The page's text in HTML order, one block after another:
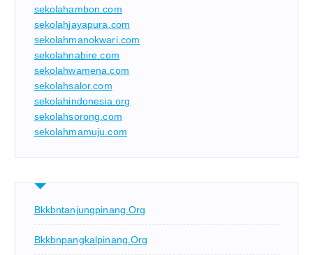
sekolahambon.com
sekolahjayapura.com
sekolahmanokwari.com
sekolahnabire.com
sekolahwamena.com
sekolahsalor.com
sekolahindonesia.org
sekolahsorong.com
sekolahmamuju.com
Bkkbntanjungpinang.org
Bkkbnpangkalpinang.org